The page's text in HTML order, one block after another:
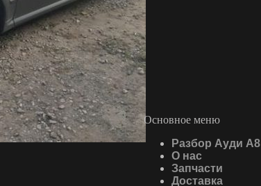
Основное меню
Разбор Ауди А8
О нас
Запчасти
Доставка